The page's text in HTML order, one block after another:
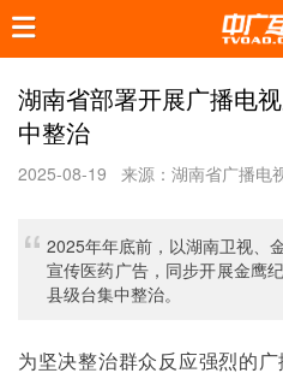
湖南省部署开展广播电
中整治
2025-08-19 来源：湖南省广播电
2025年年底前，以湖南卫视、
宣传医药广告，同步开展金鹰
县级台集中整治。
为坚决整治群众反应强烈的